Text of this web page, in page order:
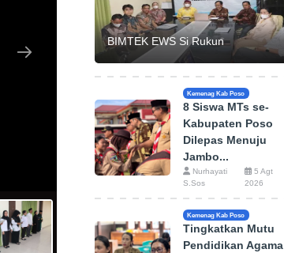
BIMTEK EWS Si Rukun
Kemenag Kab Poso
8 Siswa MTs se-
Kabupaten Poso
Dilepas Menuju
Jambo...
Nurhayati
S.Sos
5 Agt
2026
Kemenag Kab Poso
Tingkatkan Mutu
Pendidikan Agama